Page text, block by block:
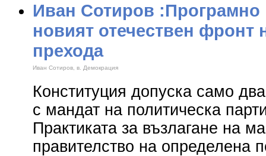
Иван Сотиров :Програмно
новият отечествен фронт
прехода
Иван Сотиров, в. Демокрация
Конституция допуска само
с мандат на политическа
Практиката за възлагане на
правителство на определена